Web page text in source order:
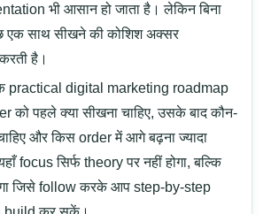
भी आसान हो जाता है। लेकिन बिना
साथ सीखने की कोशिश अक्सर
है।
practical digital marketing roadmap
को पहले क्या सीखना चाहिए, उसके बाद कौन-
और किस order में आगे बढ़ना ज्यादा
focus सिर्फ theory पर नहीं होगा, बल्कि
जिसे follow करके आप step-by-step